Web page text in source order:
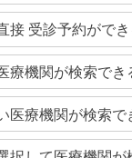
接 受診予約がで
療機関が検索でき
医療機関が検索で